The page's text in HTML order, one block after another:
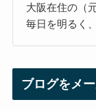
大阪在住の（
毎日を明るく
ブログをメ